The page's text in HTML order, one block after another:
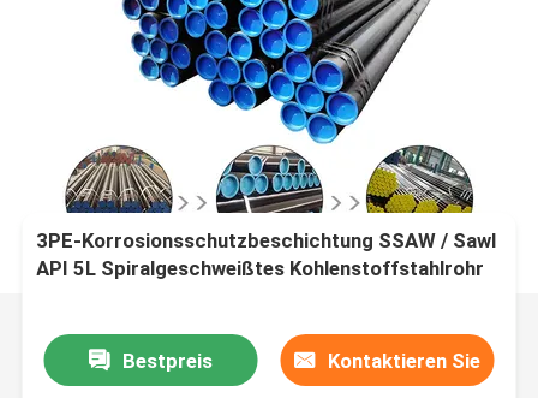
3PE-Korrosionsschutzbeschichtung SSAW / Sawl
API 5L Spiralgeschweißtes Kohlenstoffstahlrohr
Bestpreis Kontaktieren Sie